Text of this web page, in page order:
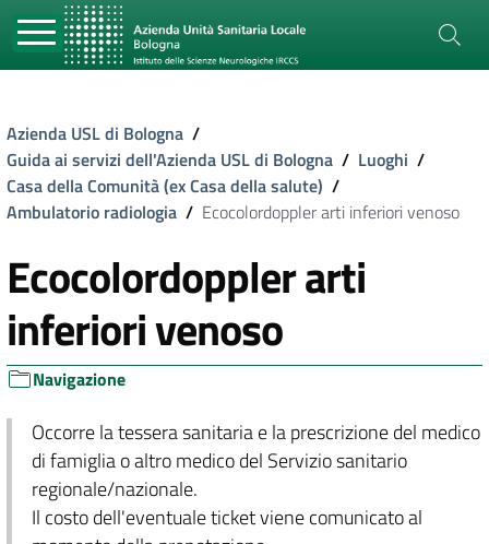
Azienda USL di Bologna /
Guida ai servizi dell'Azienda USL di Bologna / Luoghi /
Casa della Comunità (ex Casa della salute) /
Ambulatorio radiologia / Ecocolordoppler arti inferiori venoso
Ecocolordoppler arti
inferiori venoso
Navigazione
Occorre la tessera sanitaria e la prescrizione del medico
di famiglia o altro medico del Servizio sanitario
regionale/nazionale.
Il costo dell'eventuale ticket viene comunicato al